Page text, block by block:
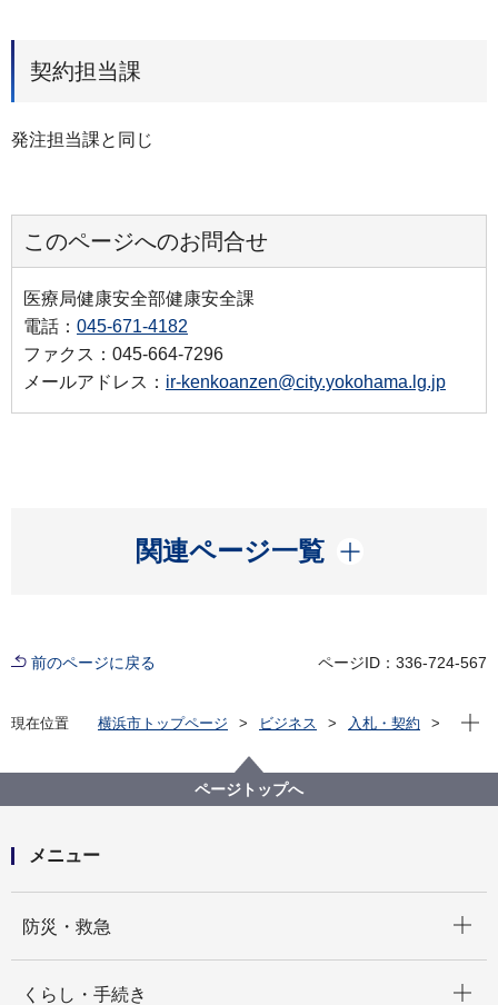
契約担当課
発注担当課と同じ
このページへのお問合せ
医療局健康安全部健康安全課
電話： 045-671-4182
ファクス：045-664-7296
メールアドレス： ir-kenkoanzen@city.yokohama.lg.jp
関連ページ一覧
開く
前のページに戻る ページID：336-724-567
現在位置 横浜市トップページ ビジネス
入札・契約
【終了しました】【公募型指名競争入札】令和５年度
子宮頸がん予防ワクチン定期接種個別通知作業委託
現在
ページトップへ
メニュー
防災・救急
くらし・手続き